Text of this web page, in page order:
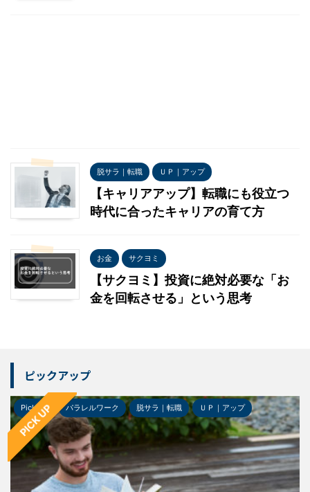
脱サラ｜転職 ＵＰ｜アップ
【キャリアアップ】転職にも役立つ
時代に合ったキャリアの育て方
お金 サクヨミ
【サクヨミ】投資に絶対必要な「お
金を回転させる」という思考
ピックアップ
PICK UP
Pick-up パラレルワーク 脱サラ｜転職 ＵＰ｜アップ